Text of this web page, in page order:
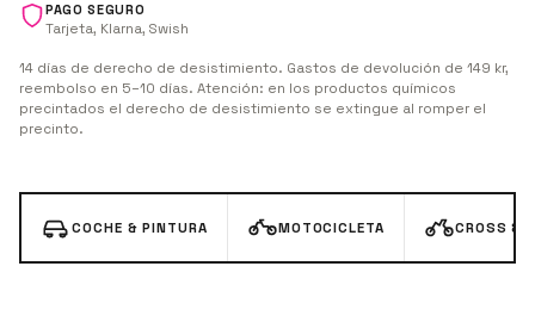
PAGO SEGURO
Tarjeta, Klarna, Swish
14 días de derecho de desistimiento. Gastos de devolución de 149 kr,
reembolso en 5–10 días. Atención: en los productos químicos
precintados el derecho de desistimiento se extingue al romper el
precinto.
COCHE & PINTURA MOTOCICLETA CROSS &